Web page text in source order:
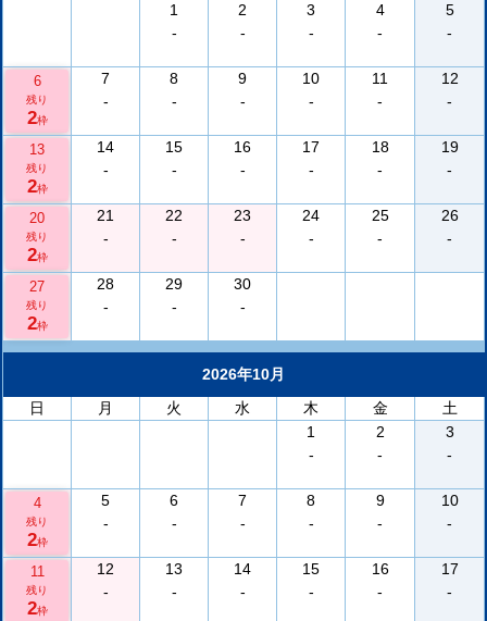
1
-
2
-
3
-
4
-
5
-
6
残り
2枠
7
-
8
-
9
-
10
-
11
-
12
-
13
残り
2枠
14
-
15
-
16
-
17
-
18
-
19
-
20
残り
2枠
21
-
22
-
23
-
24
-
25
-
26
-
27
残り
2枠
28
-
29
-
30
-
2026年10月
日
月 火 水 木 金
土
1
-
2
-
3
-
4
残り
2枠
5
-
6
-
7
-
8
-
9
-
10
-
11
残り
2枠
12
-
13
-
14
-
15
-
16
-
17
-